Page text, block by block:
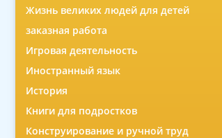
Жизнь великих людей для детей
заказная работа
Игровая деятельность
Иностранный язык
История
Книги для подростков
Конструирование и ручной труд